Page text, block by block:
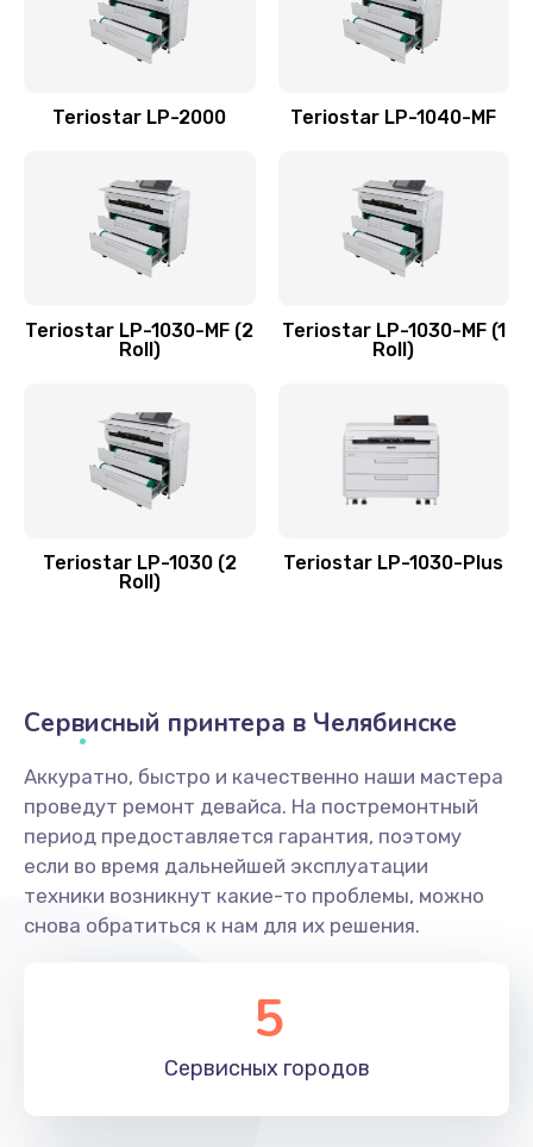
Teriostar LP-2000 Teriostar LP-1040-MF
Teriostar LP-1030-MF (2
Roll)
Teriostar LP-1030-MF (1
Roll)
Teriostar LP-1030 (2
Roll)
Teriostar LP-1030-Plus
Сервисный принтера в Челябинске
Аккуратно, быстро и качественно наши мастера
проведут ремонт девайса. На постремонтный
период предоставляется гарантия, поэтому
если во время дальнейшей эксплуатации
техники возникнут какие-то проблемы, можно
снова обратиться к нам для их решения.
5
Сервисных городов